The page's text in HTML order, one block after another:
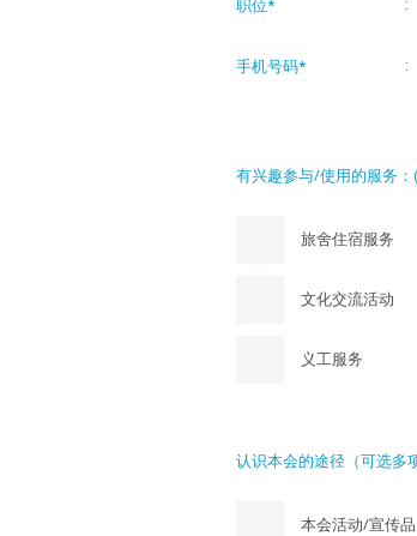
职位*
手机号码*
有兴趣参与/使用的服务
旅舍住宿服务
文化交流活动
义工服务
认识本会的途径（可选多
本会活动/宣传品